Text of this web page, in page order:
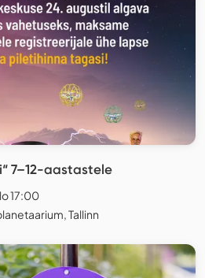
7–12-aastastele
17:00
Tallinn